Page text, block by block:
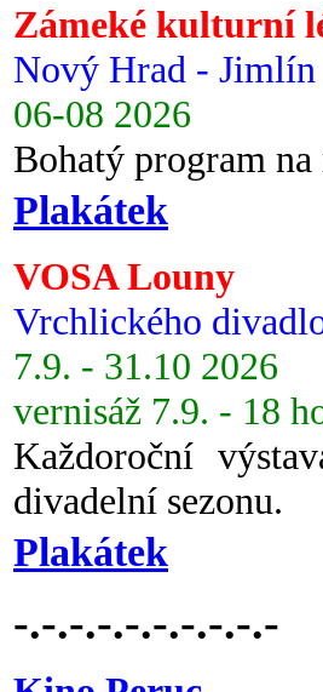
Zámeké kulturní
Nový Hrad - Jimlín
06-08 2026
Bohatý program
Plakátek
VOSA Louny
Vrchlického
7.9. - 31.10 2026
vernisáž 7.9. - 18
Každoroční
divadelní sezonu.
Plakátek
-.-.-.-.-.-.-.-.-.-